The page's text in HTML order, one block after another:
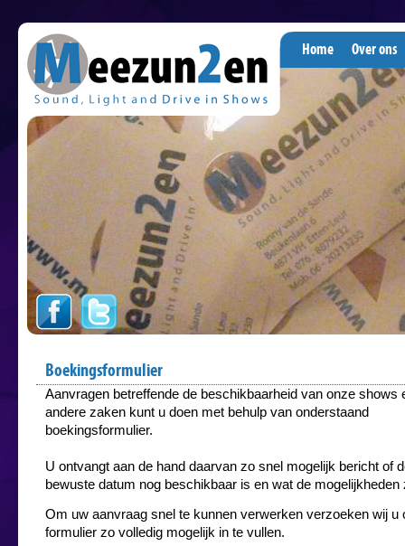
Overslaan en naar de algemene inhoud gaan
Hoofdmenu
Home Over ons
header slideshow
Boekingsformulier
Aanvragen betreffende de beschikbaarheid van onze shows
andere zaken kunt u doen met behulp van onderstaand
boekingsformulier.
U ontvangt aan de hand daarvan zo snel mogelijk bericht of
bewuste datum nog beschikbaar is en wat de mogelijkheden
Om uw aanvraag snel te kunnen verwerken verzoeken wij u
formulier zo volledig mogelijk in te vullen.